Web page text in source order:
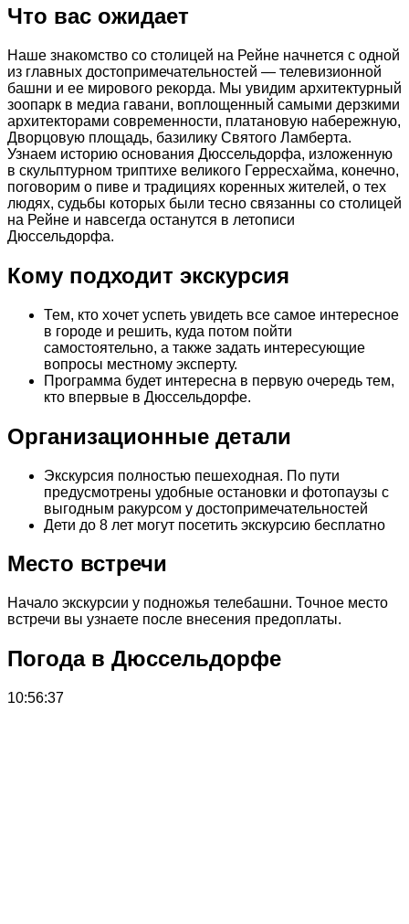
Что вас ожидает
Наше знакомство со столицей на Рейне начнется с одной
из главных достопримечательностей — телевизионной
башни и ее мирового рекорда. Мы увидим архитектурный
зоопарк в медиа гавани, воплощенный самыми дерзкими
архитекторами современности, платановую набережную,
Дворцовую площадь, базилику Святого Ламберта.
Узнаем историю основания Дюссельдорфа, изложенную
в скульптурном триптихе великого Герресхайма, конечно,
поговорим о пиве и традициях коренных жителей, о тех
людях, судьбы которых были тесно связанны со столицей
на Рейне и навсегда останутся в летописи
Дюссельдорфа.
Кому подходит экскурсия
Тем, кто хочет успеть увидеть все самое интересное
в городе и решить, куда потом пойти
самостоятельно, а также задать интересующие
вопросы местному эксперту.
Программа будет интересна в первую очередь тем,
кто впервые в Дюссельдорфе.
Организационные детали
Экскурсия полностью пешеходная. По пути
предусмотрены удобные остановки и фотопаузы с
выгодным ракурсом у достопримечательностей
Дети до 8 лет могут посетить экскурсию бесплатно
Место встречи
Начало экскурсии у подножья телебашни. Точное место
встречи вы узнаете после внесения предоплаты.
Погода в Дюссельдорфе
10:56:37